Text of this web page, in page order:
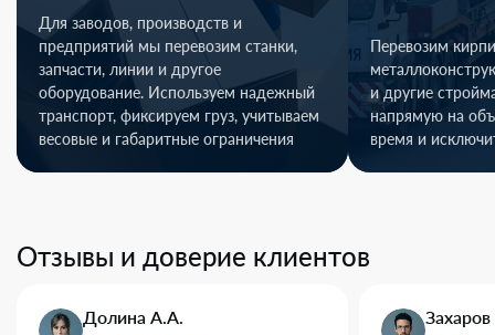
Для заводов, производств и
предприятий мы перевозим станки,
запчасти, линии и другое
оборудование. Используем надежный
транспорт, фиксируем груз, учитываем
весовые и габаритные ограничения
Перевозим
и другие
напрямую на
время и
Отзывы и доверие клиентов
Долина А.А.